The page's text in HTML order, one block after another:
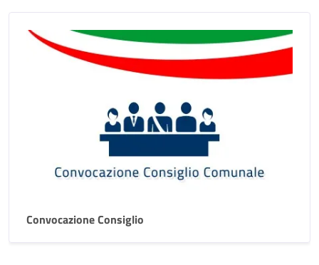
Convocazione Consiglio